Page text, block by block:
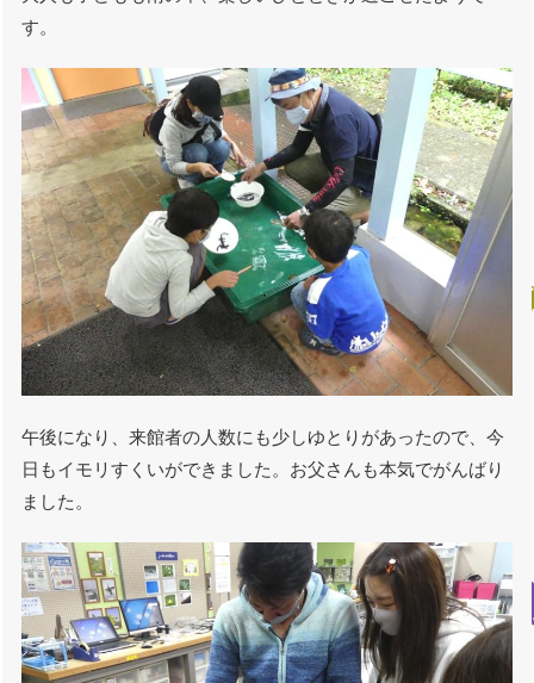
す。
午後になり、来館者の人数にも少しゆとりがあったので、今
日もイモリすくいができました。お父さんも本気でがんばり
ました。